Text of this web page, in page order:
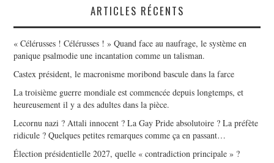
ARTICLES RÉCENTS
« Célérusses ! Célérusses ! » Quand face au naufrage, le système en
panique psalmodie une incantation comme un talisman.
Castex président, le macronisme moribond bascule dans la farce
La troisième guerre mondiale est commencée depuis longtemps, et
heureusement il y a des adultes dans la pièce.
Lecornu nazi ? Attali innocent ? La Gay Pride absolutoire ? La préfète
ridicule ? Quelques petites remarques comme ça en passant…
Élection présidentielle 2027, quelle « contradiction principale » ?